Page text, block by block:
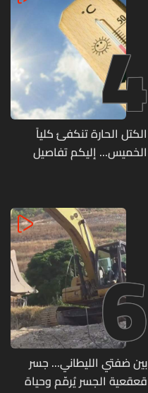
4
الكتل الحارة تنكفئ كلياً
الخميس... إليكم تفاصيل
6
بين ضفتي الليطاني... جسر
قعقعية الجسر يُرمّم وحياة